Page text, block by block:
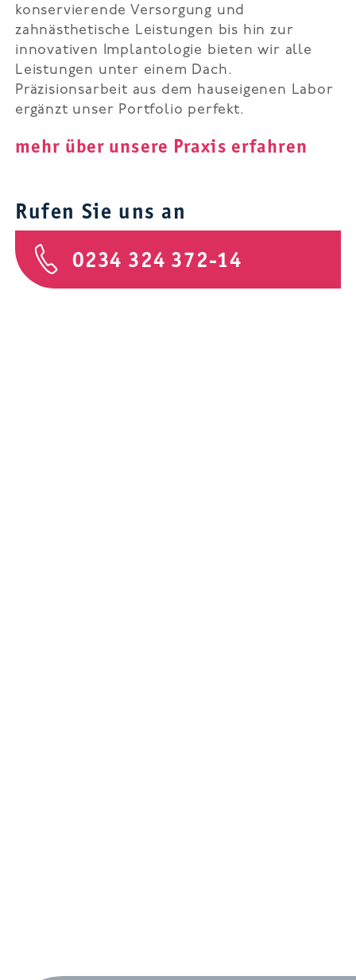
konservierende Versorgung und
zahnästhetische Leistungen bis hin zur
innovativen Implantologie bieten wir alle
Leistungen unter einem Dach.
Präzisionsarbeit aus dem hauseigenen Labor
ergänzt unser Portfolio perfekt.
mehr über unsere Praxis erfahren
Rufen Sie uns an
0234 324 372-14